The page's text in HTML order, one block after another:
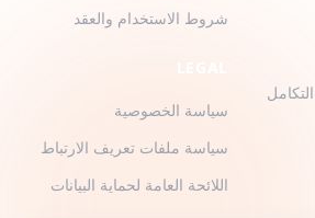
شروط الاستخدام والعقد
سياسة الخصوصية
سياسة ملفات تعريف الارتباط
اللائحة العامة لحماية البيانات